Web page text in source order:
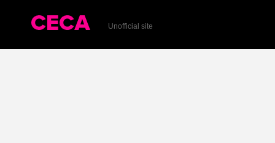
Unofficial site